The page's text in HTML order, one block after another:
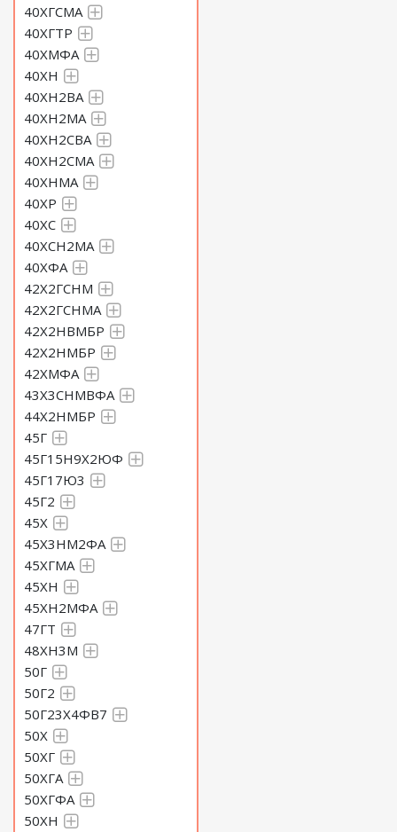
40ХГСМА
40ХГТР
40ХМФА
40ХН
40ХН2ВА
40ХН2МА
40ХН2СВА
40ХН2СМА
40ХНМА
40ХР
40ХС
40ХСН2МА
40ХФА
42Х2ГСНМ
42Х2ГСНМА
42Х2НВМБР
42Х2НМБР
42ХМФА
43Х3СНМВФА
44Х2НМБР
45Г
45Г15Н9Х2ЮФ
45Г17Ю3
45Г2
45Х
45Х3НМ2ФА
45ХГМА
45ХН
45ХН2МФА
47ГТ
48ХН3М
50Г
50Г2
50Г23Х4ФВ7
50Х
50ХГ
50ХГА
50ХГФА
50ХН